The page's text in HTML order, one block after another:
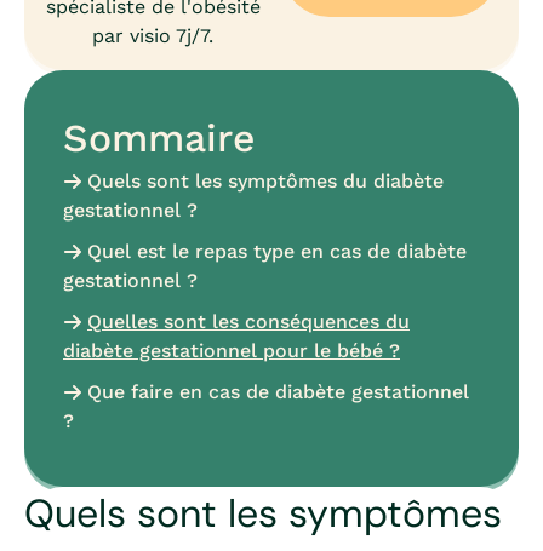
spécialiste de l'obésité
par visio 7j/7.
Sommaire
Quels sont les symptômes du diabète
gestationnel ?
Quel est le repas type en cas de diabète
gestationnel ?
Quelles sont les conséquences du
diabète gestationnel pour le bébé ?
Que faire en cas de diabète gestationnel
?
Quels sont les symptômes